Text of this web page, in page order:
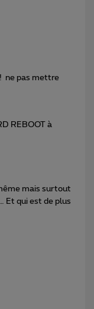
! ne pas mettre
REBOOT à
mais surtout
Et qui est de plus